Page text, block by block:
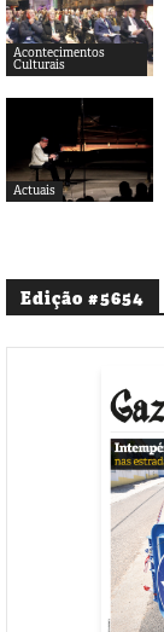
Acontecimentos
Culturais
Actuais
Edição #5654